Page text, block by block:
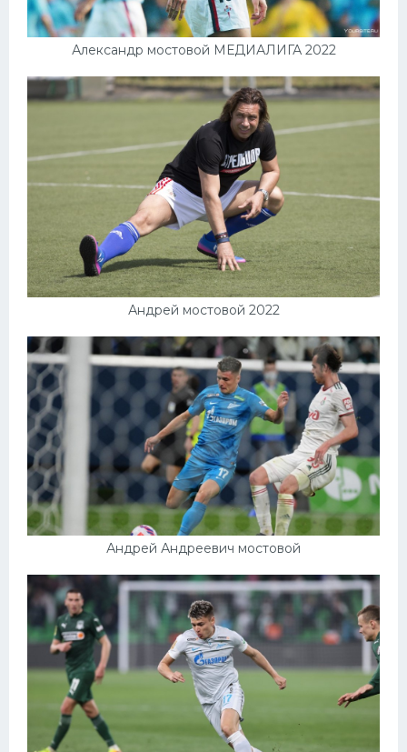
Александр мостовой МЕДИАЛИГА 2022
Андрей мостовой 2022
Андрей Андреевич мостовой